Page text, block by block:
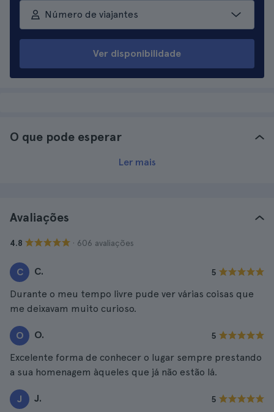
Número de viajantes
Ver disponibilidade
O que pode esperar
Ler mais
Avaliações
4.8 · 606 avaliações
C C. 5
Durante o meu tempo livre pude ver várias coisas que
me deixavam muito curioso.
O O. 5
Excelente forma de conhecer o lugar sempre prestando
a sua homenagem àqueles que já não estão lá.
J J. 5